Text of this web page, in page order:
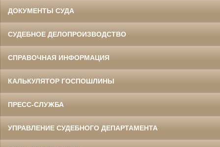
ДОКУМЕНТЫ СУДА
СУДЕБНОЕ ДЕЛОПРОИЗВОДСТВО
СПРАВОЧНАЯ ИНФОРМАЦИЯ
КАЛЬКУЛЯТОР ГОСПОШЛИНЫ
ПРЕСС-СЛУЖБА
УПРАВЛЕНИЕ СУДЕБНОГО ДЕПАРТАМЕНТА